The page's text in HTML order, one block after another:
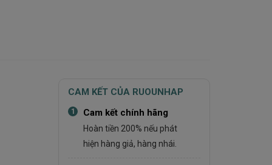
CAM KẾT CỦA RUOUNHAP
1 Cam kết chính hãng
Hoàn tiền 200% nếu phát
hiện hàng giả, hàng nhái.